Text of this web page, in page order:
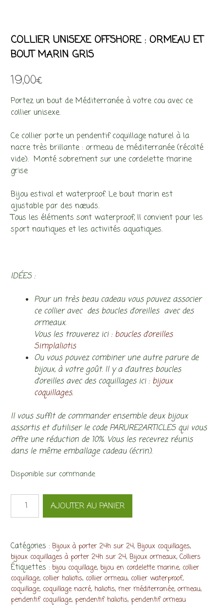
COLLIER UNISEXE OFFSHORE : ORMEAU ET
BOUT MARIN GRIS
19,00€
Portez un bout de Méditerranée à votre cou avec ce
collier unisexe.
Ce collier porte un pendentif coquillage naturel à la
nacre très brillante : ormeau de méditerranée (récolté
vide). Monté sobrement sur une cordelette marine
grise
Bijou estival et waterproof. Le bout marin est
ajustable par des nœuds.
Tous les éléments sont waterproof, Il convient pour les
sport nautiques et les activités aquatiques.
IDÉES :
Pour un très beau cadeau vous pouvez associer
ce collier avec des boucles d’oreilles avec des
ormeaux.
Vous les trouverez ici : boucles d’oreilles
Simplaliotis
Ou vous pouvez combiner une autre parure de
bijoux, à votre goût. Il y a d’autres boucles
d’oreilles avec des coquillages ici :bijoux
coquillages.
Il vous suffit de commander ensemble deux bijoux
assortis et d’utiliser le code PARURE2ARTICLES qui vous
offre une réduction de 10%. Vous les recevrez réunis
dans le même emballage cadeau (écrin).
Disponible sur commande
quantité
OffShore
:
ormeau
et
bout
marin
AJOUTER AU PANIER
Catégories : Bijoux à porter 24h sur 24, Bijoux coquillages,
bijoux coquillages à porter 24h sur 24, Bijoux ormeaux, Colliers
Étiquettes : bijou coquillage, bijou en cordelette marine, collier
coquillage, collier haliotis, collier ormeau, collier waterproof,
coquillage, coquillage nacré, haliotis, mer méditerranée, ormeau,
pendentif coquillage, pendentif haliotis, pendentif ormeau